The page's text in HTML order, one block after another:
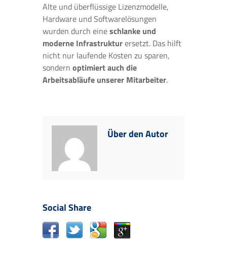
Alte und überflüssige Lizenzmodelle,
Hardware und Softwarelösungen
wurden durch eineschlanke und
moderne Infrastrukturersetzt. Das hilft
nicht nur laufende Kosten zu sparen,
sondern optimiert auch die
Arbeitsabläufe unserer Mitarbeiter.
Über den Autor
Social Share